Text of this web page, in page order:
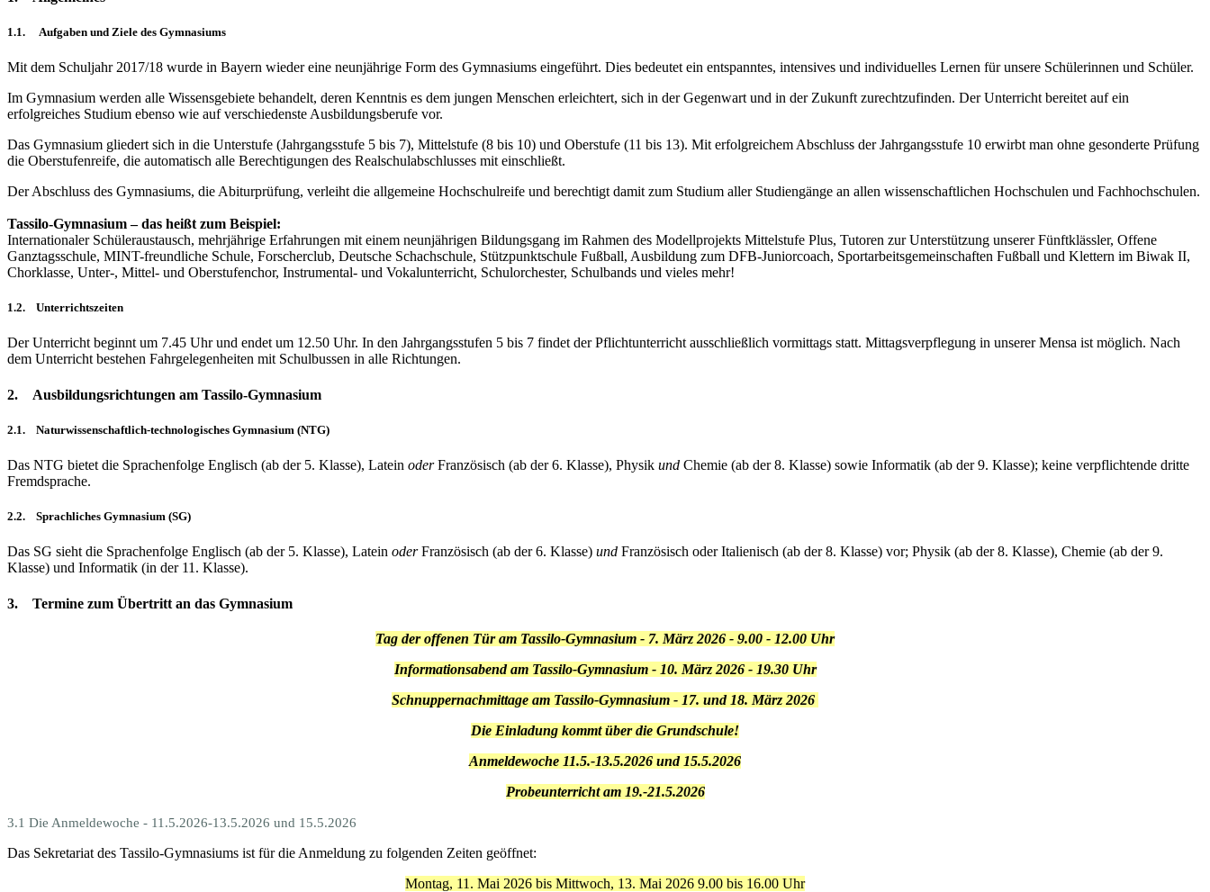
1.1. Aufgaben und Ziele des Gymnasiums
Mit dem Schuljahr 2017/18 wurde in Bayern wieder eine neunjährige Form des Gymnasiums eingeführt. Dies bedeutet ein entspanntes, intensives und individuelles Lernen für unsere Schülerinnen und Schüler.
Im Gymnasium werden alle Wissensgebiete behandelt, deren Kenntnis es dem jungen Menschen erleichtert, sich in der Gegenwart und in der Zukunft zurechtzufinden. Der Unterricht bereitet auf ein
erfolgreiches Studium ebenso wie auf verschiedenste Ausbildungsberufe vor.
Das Gymnasium gliedert sich in die Unterstufe (Jahrgangsstufe 5 bis 7), Mittelstufe (8 bis 10) und Oberstufe (11 bis 13). Mit erfolgreichem Abschluss der Jahrgangsstufe 10 erwirbt man ohne gesonderte Prüfung
die Oberstufenreife, die automatisch alle Berechtigungen des Realschulabschlusses mit einschließt.
Der Abschluss des Gymnasiums, die Abiturprüfung, verleiht die allgemeine Hochschulreife und berechtigt damit zum Studium aller Studiengänge an allen wissenschaftlichen Hochschulen und Fachhochschulen.
Tassilo-Gymnasium – das heißt zum Beispiel:
Internationaler Schüleraustausch, mehrjährige Erfahrungen mit einem neunjährigen Bildungsgang im Rahmen des Modellprojekts Mittelstufe Plus, Tutoren zur Unterstützung unserer Fünftklässler, Offene
Ganztagsschule, MINT-freundliche Schule, Forscherclub, Deutsche Schachschule, Stützpunktschule Fußball, Ausbildung zum DFB-Juniorcoach, Sportarbeitsgemeinschaften Fußball und Klettern im Biwak II,
Chorklasse, Unter-, Mittel- und Oberstufenchor, Instrumental- und Vokalunterricht, Schulorchester, Schulbands und vieles mehr!
1.2. Unterrichtszeiten
Der Unterricht beginnt um 7.45 Uhr und endet um 12.50 Uhr. In den Jahrgangsstufen 5 bis 7 findet der Pflichtunterricht ausschließlich vormittags statt. Mittagsverpflegung in unserer Mensa ist möglich. Nach
dem Unterricht bestehen Fahrgelegenheiten mit Schulbussen in alle Richtungen.
2. Ausbildungsrichtungen am Tassilo-Gymnasium
2.1. Naturwissenschaftlich-technologisches Gymnasium (NTG)
Das NTG bietet die Sprachenfolge Englisch (ab der 5. Klasse), Latein oderFranzösisch (ab der 6. Klasse), Physik und Chemie (ab der 8. Klasse) sowie Informatik (ab der 9. Klasse); keine verpflichtende dritte
Fremdsprache.
2.2. Sprachliches Gymnasium (SG)
Das SG sieht die Sprachenfolge Englisch (ab der 5. Klasse), Latein oderFranzösisch (ab der 6. Klasse) und Französisch oder Italienisch (ab der 8. Klasse) vor; Physik (ab der 8. Klasse), Chemie (ab der 9.
Klasse) und Informatik (in der 11. Klasse).
3. Termine zum Übertritt an das Gymnasium
Tag der offenen Tür am Tassilo-Gymnasium - 7. März 2026 - 9.00 - 12.00 Uhr
Informationsabend am Tassilo-Gymnasium - 10. März 2026 - 19.30 Uhr
Schnuppernachmittage am Tassilo-Gymnasium - 17. und 18. März 2026
Die Einladung kommt über die Grundschule!
Anmeldewoche 11.5.-13.5.2026 und 15.5.2026
Probeunterricht am 19.-21.5.2026
3.1 Die Anmeldewoche - 11.5.2026-13.5.2026 und 15.5.2026
Das Sekretariat des Tassilo-Gymnasiums ist für die Anmeldung zu folgenden Zeiten geöffnet:
Montag, 11. Mai 2026 bis Mittwoch, 13. Mai 2026 9.00 bis 16.00 Uhr